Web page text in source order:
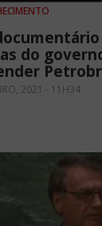
do
2021 - 11H34